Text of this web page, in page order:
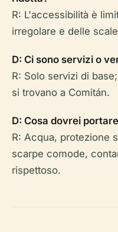
R: L'accessibilità è
irregolare e delle
D: Ci sono servizi o
R: Solo servizi di
si trovano a Comitán.
D: Cosa dovrei
R: Acqua, protezione
scarpe comode,
rispettoso.